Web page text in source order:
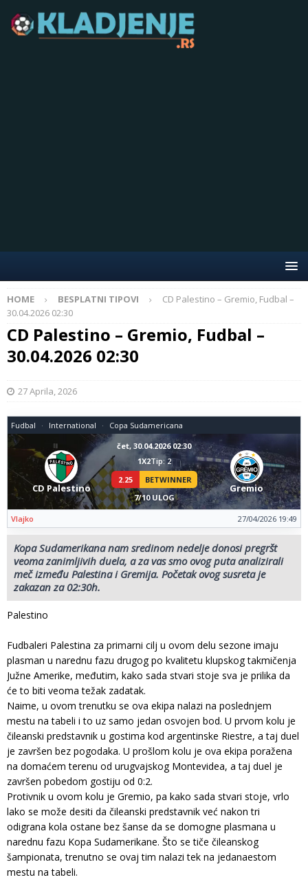
HOME BESPLATNI TIPOVI
CD Palestino – Gremio, Fudbal –
30.04.2026 02:30
CD Palestino – Gremio, Fudbal –
30.04.2026 02:30
27 Aprila, 2026
Fudbal International Copa Sudamericana
CD Palestino
čet, 30.04.2026 02:30
1X2Tip: 2
2.25
BETWINNER
7/10 ULOG
Gremio
Vlajko 27/04/2026 19:49
Kopa Sudamerikana nam sredinom nedelje donosi pregršt
veoma zanimljivih duela, a za vas smo ovog puta analizirali
meč između Palestina i Gremija. Početak ovog susreta je
zakazan za 02:30h.
Palestino
Fudbaleri Palestina za primarni cilj u ovom delu sezone imaju
plasman u narednu fazu drugog po kvalitetu klupskog takmičenja
Južne Amerike, međutim, kako sada stvari stoje sva je prilika da
će to biti veoma težak zadatak.
Naime, u ovom trenutku se ova ekipa nalazi na poslednjem
mestu na tabeli i to uz samo jedan osvojen bod. U prvom kolu je
čileanski predstavnik u gostima kod argentinske Riestre, a taj duel
je završen bez pogodaka. U prošlom kolu je ova ekipa poražena
na domaćem terenu od urugvajskog Montevidea, a taj duel je
završen pobedom gostiju od 0:2.
Protivnik u ovom kolu je Gremio, pa kako sada stvari stoje, vrlo
lako se može desiti da čileanski predstavnik već nakon tri
odigrana kola ostane bez šanse da se domogne plasmana u
narednu fazu Kopa Sudamerikane. Što se tiče čileanskog
šampionata, trenutno se ovaj tim nalazi tek na jedanaestom
mestu na tabeli.